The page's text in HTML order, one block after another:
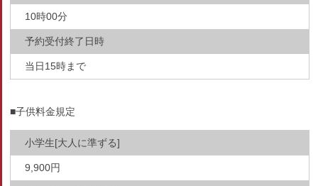
10時00分
予約受付終了日時
当日15時まで
■子供料金規定
小学生[大人に準ずる]
9,900円